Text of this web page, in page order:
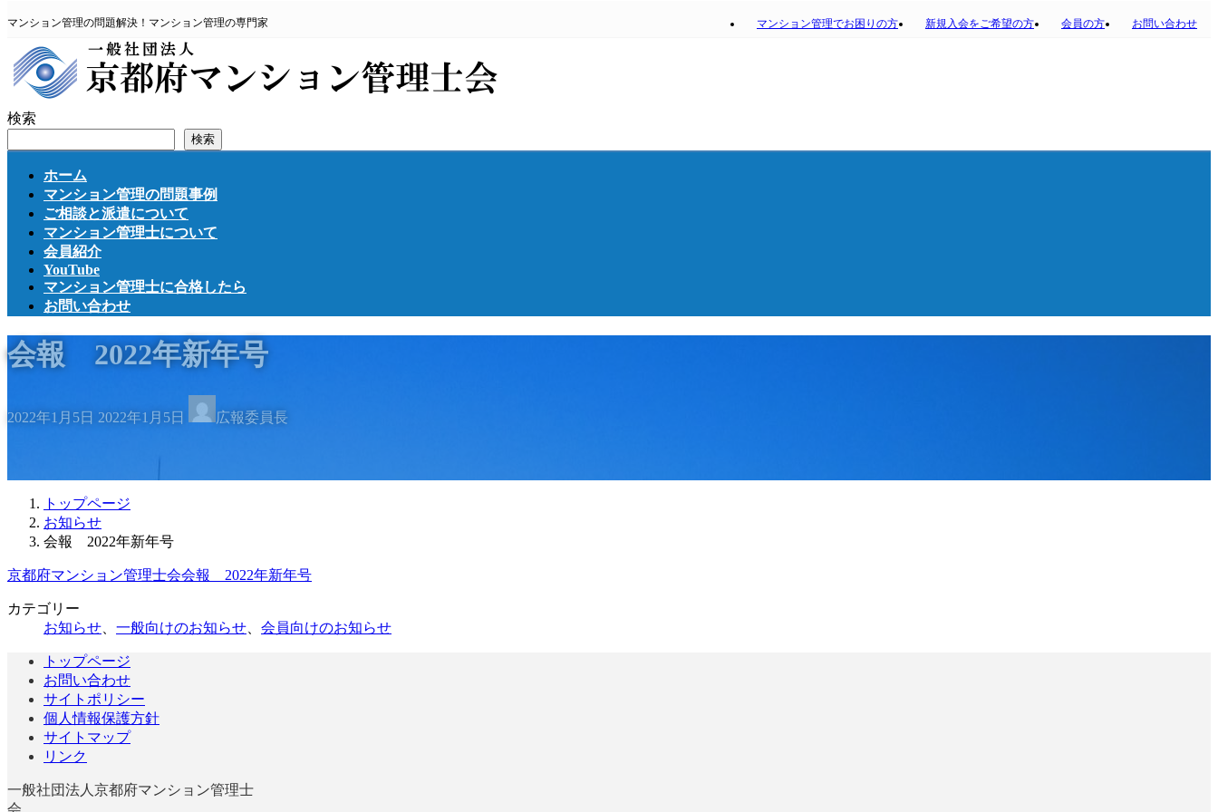
ン
ン
ツ
ス
ビ
ー
シ
ン
マンション管理の問題解決！マンション管理の専門家 マンション管理でお困りの方 新規入会をご希望の方 会員の方 お問い合わせ
検索
検索
ホーム
マンション管理の問題事例
ご相談と派遣について
マンション管理士について
会員紹介
YouTube
マンション管理士に合格したら
お問い合わせ
会報 2022年新年号
2022年1月5日 終
日
時
:
2022年1月5日 広報委員長
トップページ
お知らせ
会報 2022年新年号
京都府マンション管理士会会報 2022年新年号
カテゴリー
お知らせ、 一般向けのお知らせ、 会員向けのお知らせ
トップページ
お問い合わせ
サイトポリシー
個人情報保護方針
サイトマップ
リンク
一般社団法人京都府マンション管理士